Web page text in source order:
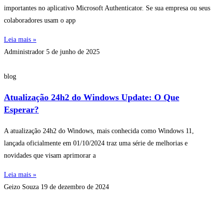
importantes no aplicativo Microsoft Authenticator. Se sua empresa ou seus
colaboradores usam o app
Leia mais »
Administrador 5 de junho de 2025
blog
Atualização 24h2 do Windows Update: O Que
Esperar?
A atualização 24h2 do Windows, mais conhecida como Windows 11,
lançada oficialmente em 01/10/2024 traz uma série de melhorias e
novidades que visam aprimorar a
Leia mais »
Geizo Souza 19 de dezembro de 2024